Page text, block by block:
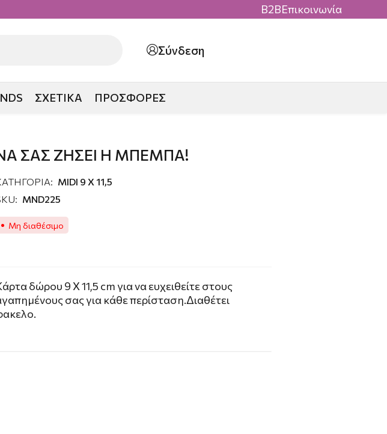
B2BΕπικοινωνία
Σύνδεση
ΣΧΕΤΙΚΑ ΠΡΟΣΦΟΡΕΣ
ΣΑΣ ΖΗΣΕΙ Η ΜΠΕΜΠΑ!
MIDI 9 X 11,5
MND225
Μη διαθέσιμο
δώρου 9 X 11,5 cm για να ευχειθείτε στους
σας για κάθε περίσταση.Διαθέτει